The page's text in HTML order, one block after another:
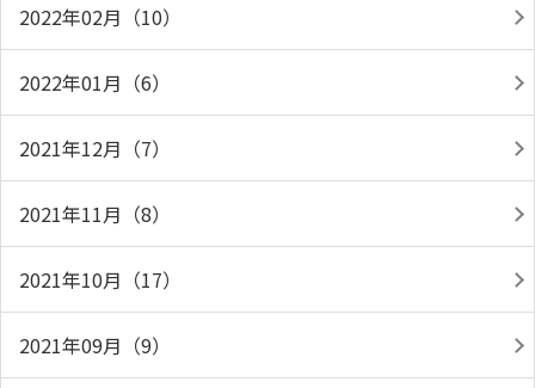
2022年02月（10）
2022年01月（6）
2021年12月（7）
2021年11月（8）
2021年10月（17）
2021年09月（9）